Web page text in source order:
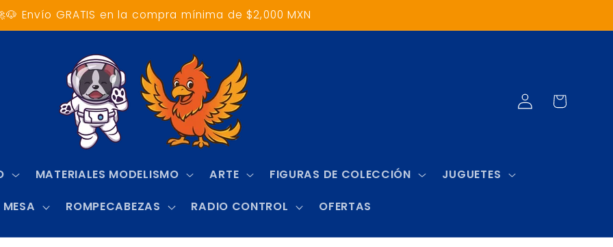
Envío GRATIS en la compra mínima de $2,000 MXN
MATERIALES MODELISMO ARTE FIGURAS DE COLECCIÓN JUGUETES
ROMPECABEZAS RADIO CONTROL OFERTAS
Iniciar
sesión
Carrito